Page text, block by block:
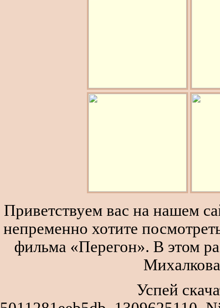
Приветствуем вас на нашем
непременно хотите
фильма «Перегон». В этом
Успей